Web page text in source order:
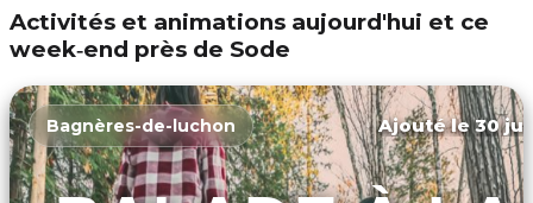
Activités et animations aujourd'hui et ce
week‑end près de Sode
Bagnères-de-luchon Ajouté le 30